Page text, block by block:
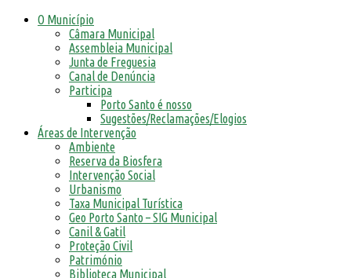
O Município
Câmara Municipal
Assembleia Municipal
Junta de Freguesia
Canal de Denúncia
Participa
Porto Santo é nosso
Sugestões/Reclamações/Elogios
Áreas de Intervenção
Ambiente
Reserva da Biosfera
Intervenção Social
Urbanismo
Taxa Municipal Turística
Geo Porto Santo – SIG Municipal
Canil & Gatil
Proteção Civil
Património
Biblioteca Municipal